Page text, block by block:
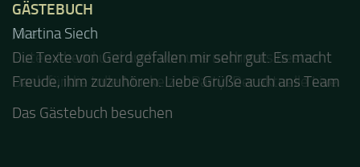
GÄSTEBUCH
Jacel
Guten Abend und auch von uns nochmals besten